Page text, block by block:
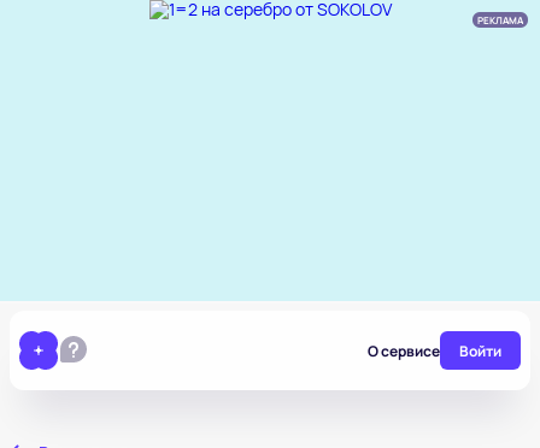
РЕКЛАМА
О сервисе Войти